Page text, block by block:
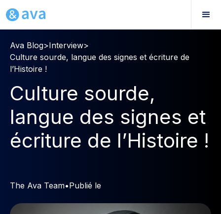
Ava Blog>Interview>
Culture sourde, langue des signes et écriture de
l’Histoire !
Culture sourde,
langue des signes et
écriture de l’Histoire !
The Ava Team•Publié le